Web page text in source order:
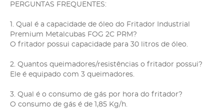
PERGUNTAS FREQUENTES:
1. Qual é a capacidade de óleo do Fritador Industrial
Premium Metalcubas FOG 2C PRM?
O fritador possui capacidade para 30 litros de óleo.
2. Quantos queimadores/resistências o fritador possui?
Ele é equipado com 3 queimadores.
3. Qual é o consumo de gás por hora do fritador?
O consumo de gás é de 1,85 Kg/h.